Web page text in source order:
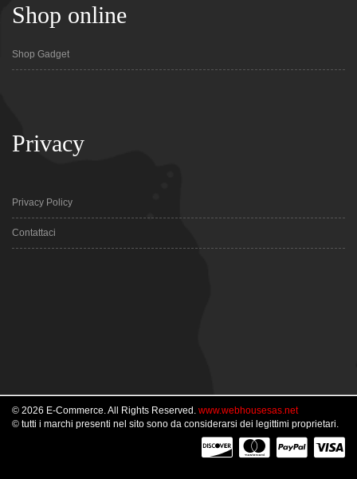
Shop online
Shop Gadget
Privacy
Privacy Policy
Contattaci
© 2026 E-Commerce. All Rights Reserved. www.webhousesas.net
© tutti i marchi presenti nel sito sono da considerarsi dei legittimi proprietari.